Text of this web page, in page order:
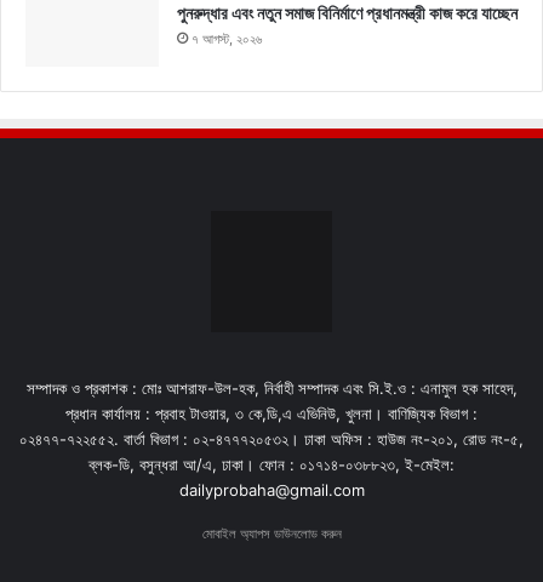
পুনরুদ্ধার এবং নতুন সমাজ বিনির্মাণে প্রধানমন্ত্রী কাজ করে যাচ্ছেন
৭ আগস্ট, ২০২৬
সম্পাদক ও প্রকাশক : মোঃ আশরাফ-উল-হক, নির্বাহী সম্পাদক এবং সি.ই.ও : এনামুল হক সাহেদ,
প্রধান কার্যালয় : প্রবাহ টাওয়ার, ৩ কে,ডি,এ এভিনিউ, খুলনা। বাণিজ্যিক বিভাগ :
০২৪৭৭-৭২২৫৫২. বার্তা বিভাগ : ০২-৪৭৭৭২০৫৩২। ঢাকা অফিস : হাউজ নং-২০১, রোড নং-৫,
ব্লক-ডি, বসুন্ধরা আ/এ, ঢাকা। ফোন : ০১৭১৪-০৩৮৮২৩, ই-মেইল:
dailyprobaha@gmail.com
মোবাইল অ্যাপস ডাউনলোড করুন